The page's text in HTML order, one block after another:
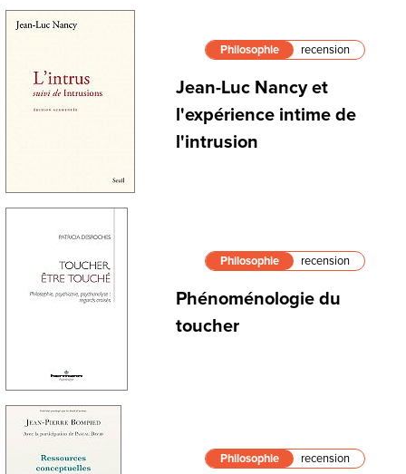
Philosophie recension
Jean-Luc Nancy et
l'expérience intime de
l'intrusion
Philosophie recension
Phénoménologie du
toucher
Philosophie recension